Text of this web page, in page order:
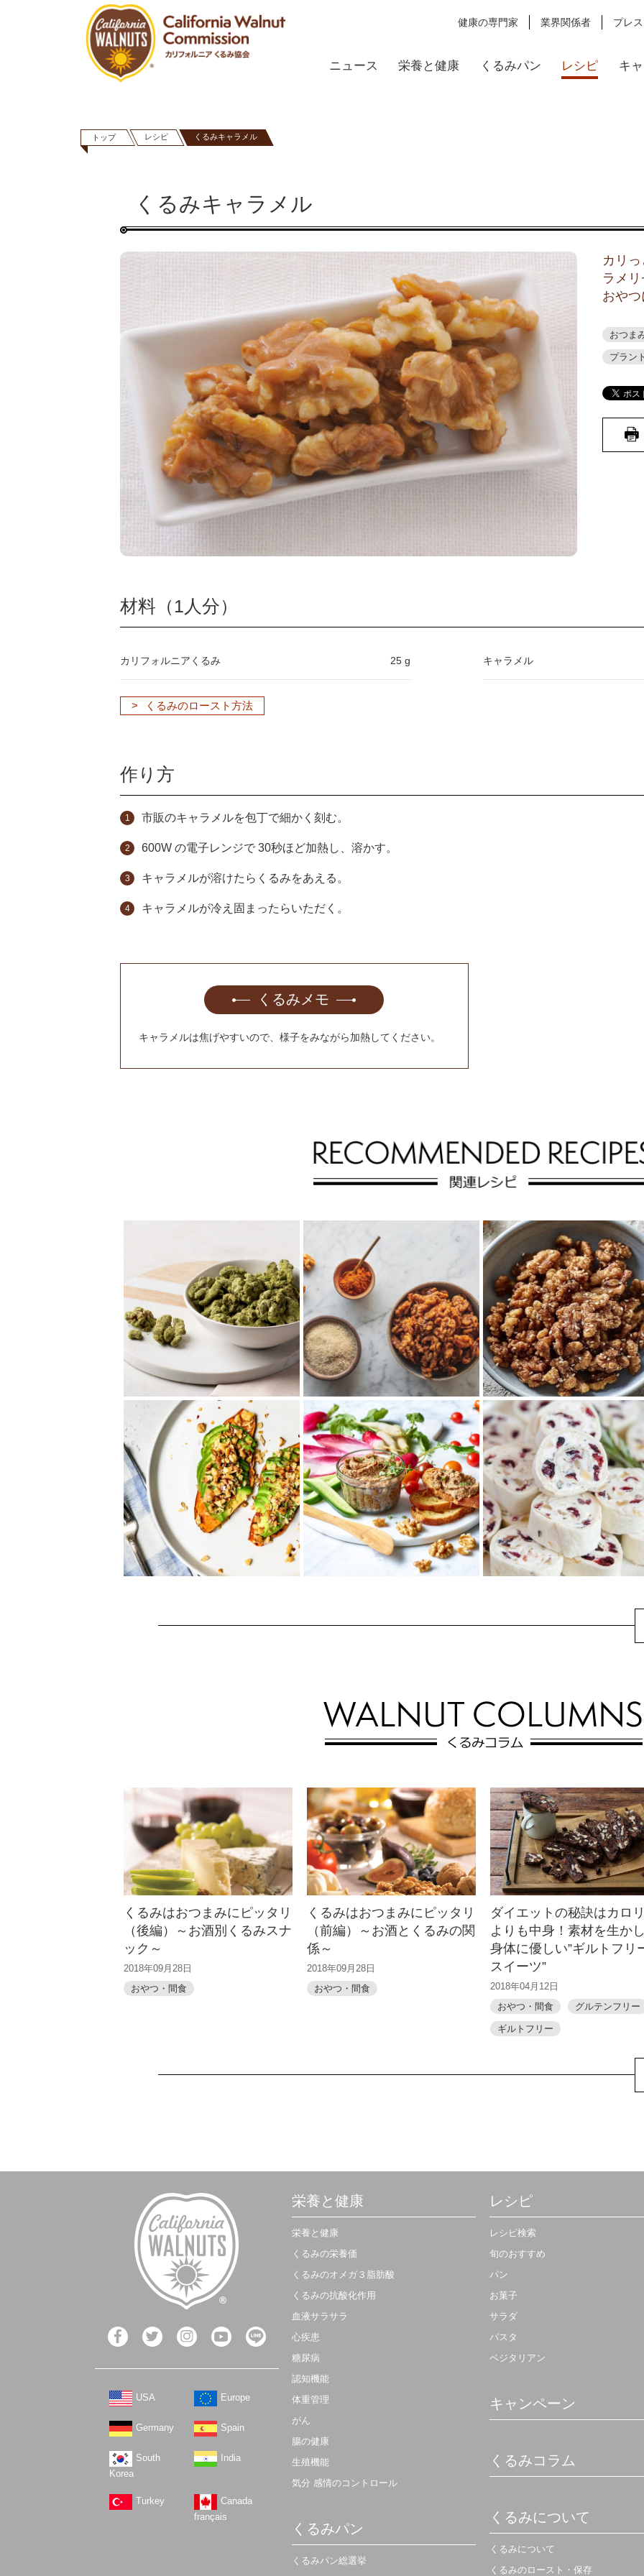
健康の専門家 業界関係者 プレス
ニュース 栄養と健康 くるみパン レシピ キ
トップ レシピ くるみキャラメル
くるみキャラメル
カリ
ラメ
おや
おつま
プラン
材料（1人分）
カリフォルニアくるみ 25 g
くるみのロースト方法
キャラメル
作り方
市販のキャラメルを包丁で細かく刻む。
600W の電子レンジで 30秒ほど加熱し、溶かす。
キャラメルが溶けたらくるみをあえる。
キャラメルが冷え固まったらいただく。
くるみメモ
キャラメルは焦げやすいので、様子をみながら加熱してください。
抹茶バニラくるみ
クリーミーなバニラとほろ苦い
抹茶の組み合わせがクセになる
フレーバーくるみ。くるみの栄
養を手軽に摂れる...
スイート＆スパイシー
くるみ
甘さも辛さも両方楽しめる味付
きくるみです♪作っておけば、気
軽に栄養が摂れる嬉しい間食
に！
シナモンメープルフレ
ーバーくるみ
メープルの甘さに白ごまの香ば
しさもプラスされたフレーバー
くるみ。作ってストックしてお
けば、気軽にオメ...
るので、身体に良...
と...
くるみはおつまみにピッタリ
（後編）～お酒別くるみスナ
ック～
2018年09月28日
おやつ・間食
くるみはおつまみにピッタリ
（前編）～お酒とくるみの関
係～
2018年09月28日
おやつ・間食
ダイエットの秘訣はカロ
よりも中身！素材を生か
身体に優しい”ギルトフリ
スイーツ”
2018年04月12日
おやつ・間食
グルテンフリー
ギルトフリー
USA Europe
Germany Spain
South
Korea
India
Turkey
Canada
français
栄養と健康
栄養と健康
くるみの栄養価
くるみのオメガ３脂肪酸
くるみの抗酸化作用
血液サラサラ
心疾患
糖尿病
認知機能
体重管理
がん
腸の健康
生殖機能
気分 感情のコントロール
くるみパン
くるみパン総選挙
レシピ
レシピ検索
旬のおすすめ
パン
お菓子
サラダ
パスタ
ベジタリアン
キャンペーン
くるみコラム
くるみについて
くるみについて
くるみのロースト・保存